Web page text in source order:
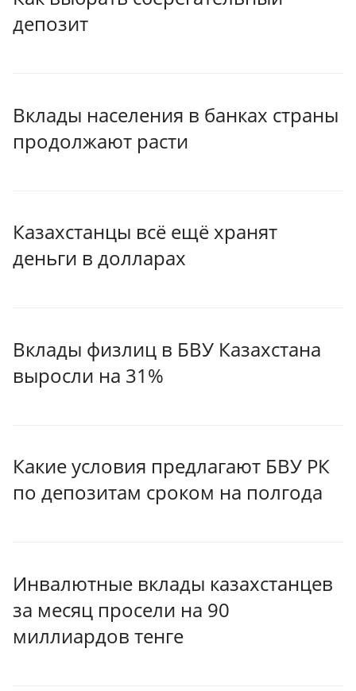
депозит
Вклады населения в банках страны
продолжают расти
Казахстанцы всё ещё хранят
деньги в долларах
Вклады физлиц в БВУ Казахстана
выросли на 31%
Какие условия предлагают БВУ РК
по депозитам сроком на полгода
Инвалютные вклады казахстанцев
за месяц просели на 90
миллиардов тенге